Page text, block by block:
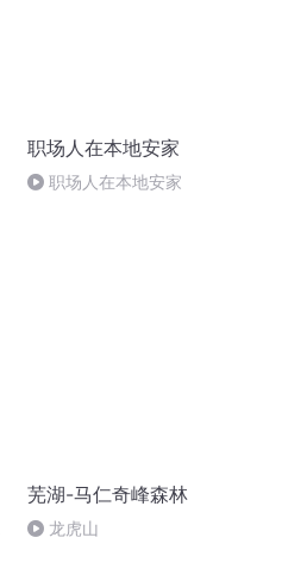
职场人在本地安家
职场人在本地安家
芜湖-马仁奇峰森林
龙虎山